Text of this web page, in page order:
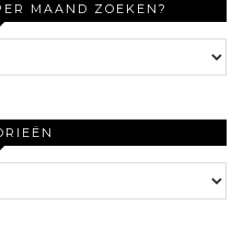
MAAND ZOEKEN?